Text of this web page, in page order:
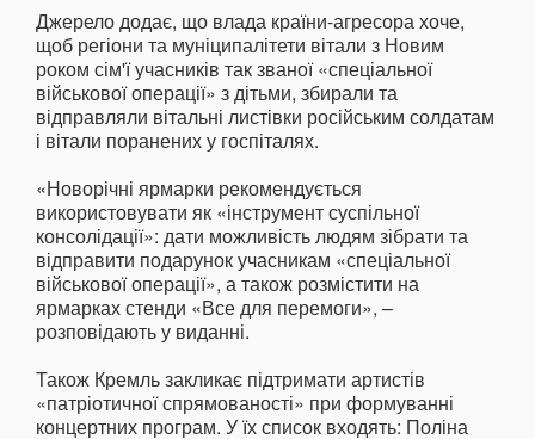
Джерело додає, що влада країни-агресора хоче,
щоб регіони та муніципалітети вітали з Новим
роком сім'ї учасників так званої «спеціальної
військової операції» з дітьми, збирали та
відправляли вітальні листівки російським солдатам
і вітали поранених у госпіталях.
«Новорічні ярмарки рекомендується
використовувати як «інструмент суспільної
консолідації»: дати можливість людям зібрати та
відправити подарунок учасникам «спеціальної
військової операції», а також розмістити на
ярмарках стенди «Все для перемоги», –
розповідають у виданні.
Також Кремль закликає підтримати артистів
«патріотичної спрямованості» при формуванні
концертних програм. У їх список входять: Поліна